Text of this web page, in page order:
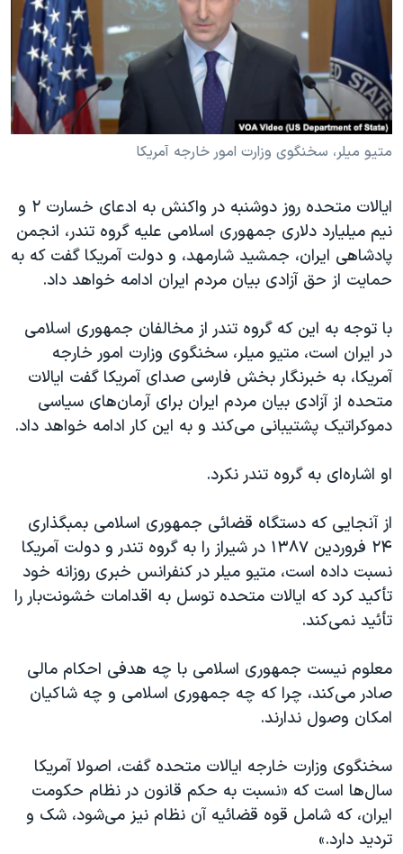
فرهنگ و زندگی
حقوق شهروندی
اقتصادی
علم و فناوری
اسرائیل در جنگ
آرشیو پخش زنده
مستندها
انتخابات ریاست جمهوری آمریکا ۲۰۲۴
حمله جمهوری اسلامی به اسرائیل
رمز مهسا
ورزش زنان در ایران
مجموعه مستندهای دادخواهی
تریبونال مردمی آبان ۹۸
دادگاه حمید نوری
قانون شفافیت دارائی کادر رهبری ایران
اعتراضات مردمی آبان ۹۸
اسرائیل در جنگ
نرگس محمدی برنده جایزه نوبل صلح
همایش محافظه‌کاران آمریکا «سی‌پک»
سفر پرزیدنت ترامپ به چین
دنبال کنید
زبانهای مختلف
متیو میلر، سخنگوی وزارت امور خارجه آمریکا
ایالات متحده روز دوشنبه در واکنش به ادعای خسارت ٢ و
نیم میلیارد دلاری جمهوری اسلامی علیه گروه تندر، انجمن
پادشاهی ایران، جمشید شارمهد، و دولت آمریکا گفت که به
حمایت از حق آزادی بیان مردم ایران ادامه خواهد داد.
با توجه به این که گروه تندر از مخالفان جمهوری اسلامی
در ایران است، متیو میلر، سخنگوی وزارت امور خارجه
آمریکا، به خبرنگار بخش فارسی صدای آمریکا گفت ایالات
متحده از آزادی بیان مردم ایران برای آرمان‌های سیاسی
دموکراتیک پشتیبانی می‌کند و به این کار ادامه خواهد داد.
او اشاره‌ای به گروه تندر نکرد.
از آنجایی که دستگاه قضائی جمهوری اسلامی بمبگذاری
۲۴ فروردین ۱۳۸۷ در شیراز را به گروه تندر و دولت آمریکا
نسبت داده است، متیو میلر در کنفرانس خبری روزانه خود
تأکید کرد که ایالات متحده توسل به اقدامات خشونت‌بار را
تأئید نمی‌کند.
معلوم نیست جمهوری اسلامی با چه هدفی احکام مالی
صادر می‌کند، چرا که چه جمهوری اسلامی و چه شاکیان
امکان وصول ندارند.
سخنگوی وزارت خارجه ایالات متحده گفت، اصولا آمریکا
سال‌ها است که «نسبت به حکم قانون در نظام حکومت
ایران، که شامل قوه قضائیه آن نظام نیز می‌شود، شک و
تردید دارد.»